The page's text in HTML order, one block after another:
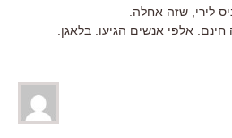
לירי, שזה אחלה.
אלפי אנשים הגיעו. בלאגן.